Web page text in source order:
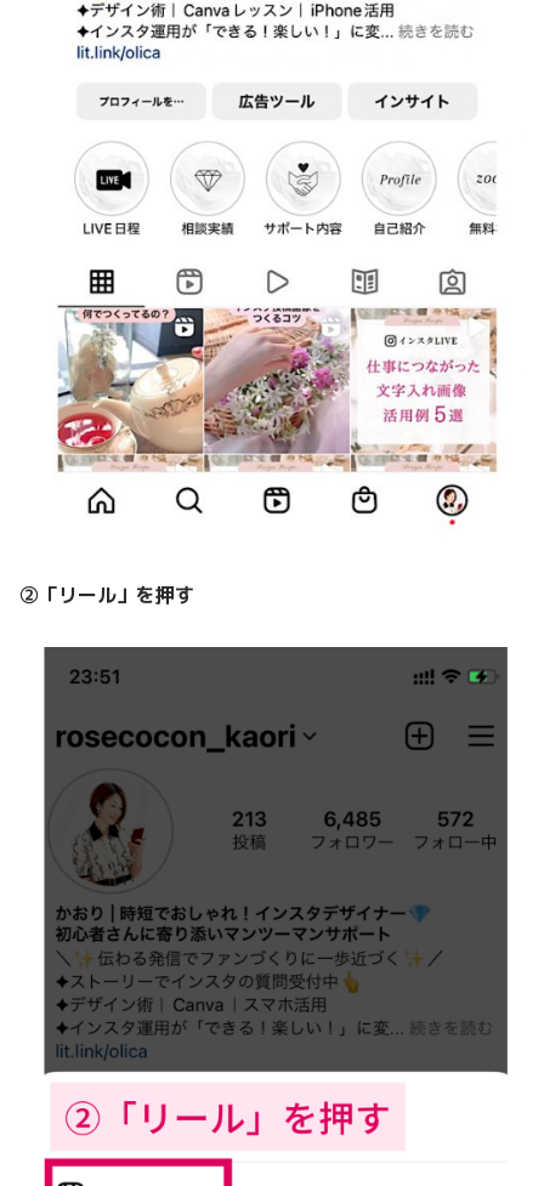
②「リール」を押す